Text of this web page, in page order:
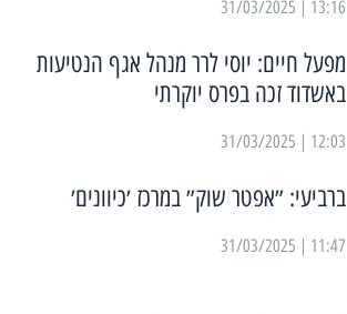
13:16 | 31/03/2025
מפעל חיים: יוסי לרר מנהל אגף הנטיעות
באשדוד זכה בפרס יוקרתי
12:03 | 31/03/2025
ברביעי: ״אפטר שוק״ במרכז ׳כיוונים׳
11:47 | 31/03/2025